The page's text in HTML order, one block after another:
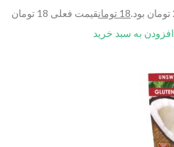
18 تومان
قیمت فعلی 18 تومان
افزودن به سبد خرید